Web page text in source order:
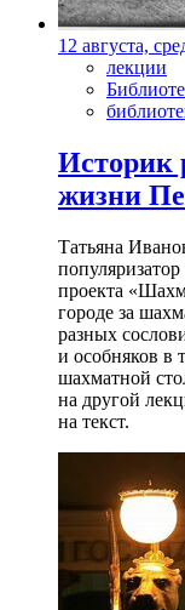
12 августа,
лекции
Историк
жизни
Татьяна
проекта
городе за
разных
и особняков в
шахматной
на другой
на текст.